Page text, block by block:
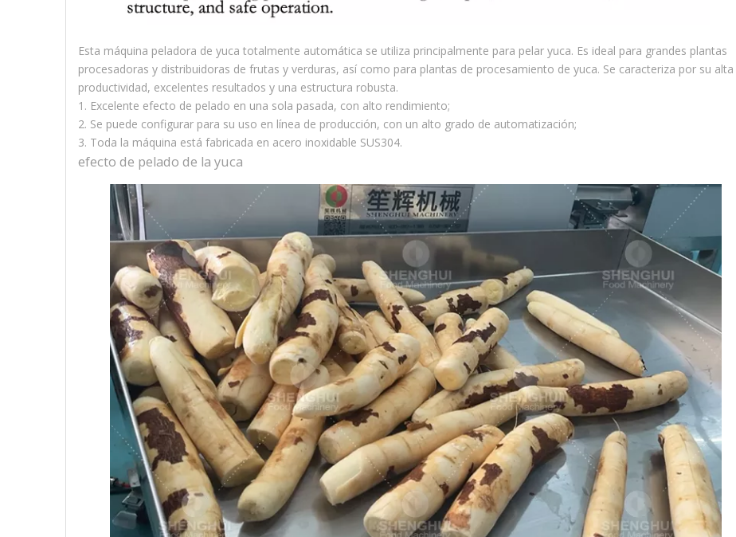
Esta máquina peladora de yuca totalmente automática se utiliza principalmente para pelar yuca. Es ideal para grandes plantas
procesadoras y distribuidoras de frutas y verduras, así como para plantas de procesamiento de yuca. Se caracteriza por su alta
productividad, excelentes resultados y una estructura robusta.
1. Excelente efecto de pelado en una sola pasada, con alto rendimiento;
2. Se puede configurar para su uso en línea de producción, con un alto grado de automatización;
3. Toda la máquina está fabricada en acero inoxidable SUS304.
efecto de pelado de la yuca